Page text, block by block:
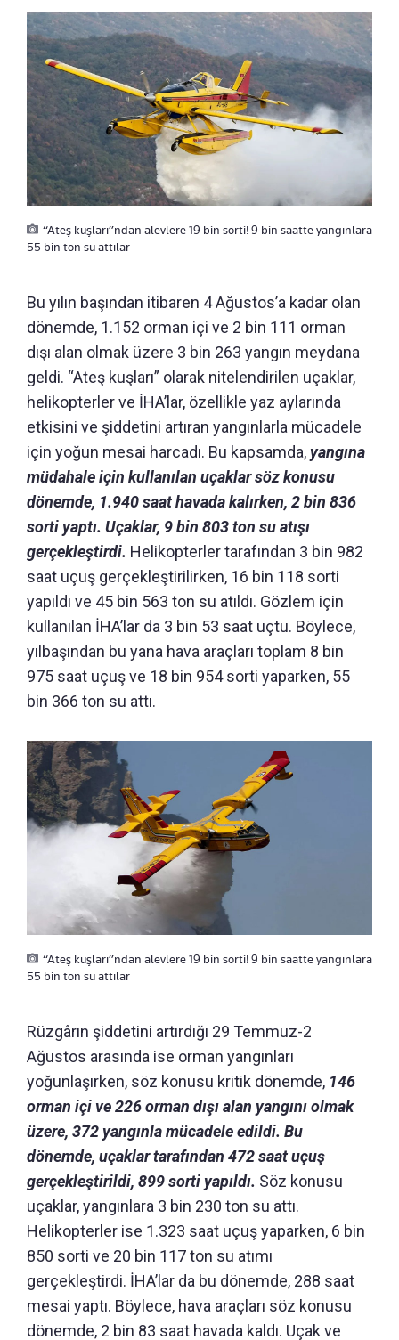
“Ateş kuşları”ndan alevlere 19 bin sorti! 9 bin saatte yangınlara
55 bin ton su attılar
Bu yılın başından itibaren 4 Ağustos’a kadar olan
dönemde, 1.152 orman içi ve 2 bin 111 orman
dışı alan olmak üzere 3 bin 263 yangın meydana
geldi. “Ateş kuşları” olarak nitelendirilen uçaklar,
helikopterler ve İHA’lar, özellikle yaz aylarında
etkisini ve şiddetini artıran yangınlarla mücadele
için yoğun mesai harcadı. Bu kapsamda,yangına
müdahale için kullanılan uçaklar söz konusu
dönemde, 1.940 saat havada kalırken, 2 bin 836
sorti yaptı. Uçaklar, 9 bin 803 ton su atışı
gerçekleştirdi. Helikopterler tarafından 3 bin 982
saat uçuş gerçekleştirilirken, 16 bin 118 sorti
yapıldı ve 45 bin 563 ton su atıldı. Gözlem için
kullanılan İHA’lar da 3 bin 53 saat uçtu. Böylece,
yılbaşından bu yana hava araçları toplam 8 bin
975 saat uçuş ve 18 bin 954 sorti yaparken, 55
bin 366 ton su attı.
“Ateş kuşları”ndan alevlere 19 bin sorti! 9 bin saatte yangınlara
55 bin ton su attılar
Rüzgârın şiddetini artırdığı 29 Temmuz-2
Ağustos arasında ise orman yangınları
yoğunlaşırken, söz konusu kritik dönemde, 146
orman içi ve 226 orman dışı alan yangını olmak
üzere, 372 yangınla mücadele edildi. Bu
dönemde, uçaklar tarafından 472 saat uçuş
gerçekleştirildi, 899 sorti yapıldı. Söz konusu
uçaklar, yangınlara 3 bin 230 ton su attı.
Helikopterler ise 1.323 saat uçuş yaparken, 6 bin
850 sorti ve 20 bin 117 ton su atımı
gerçekleştirdi. İHA’lar da bu dönemde, 288 saat
mesai yaptı. Böylece, hava araçları söz konusu
dönemde, 2 bin 83 saat havada kaldı. Uçak ve